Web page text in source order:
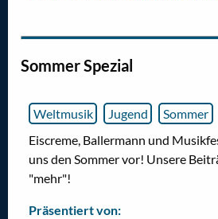
Sommer Spezial
Weltmusik Jugend
Sommer
Eiscreme, Ballermann und
uns den Sommer vor! Unsere
"mehr"!
Präsentiert von: